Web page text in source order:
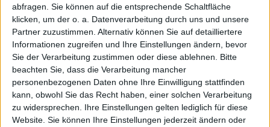
abfragen. Sie können auf die entsprechende Schaltfläche
klicken, um der o. a. Datenverarbeitung durch uns und unsere
Partner zuzustimmen. Alternativ können Sie auf detailliertere
Informationen zugreifen und Ihre Einstellungen ändern, bevor
Sie der Verarbeitung zustimmen oder diese ablehnen.
Bitte
beachten Sie, dass die Verarbeitung mancher
personenbezogenen Daten ohne Ihre Einwilligung stattfinden
kann, obwohl Sie das Recht haben, einer solchen Verarbeitung
zu widersprechen. Ihre Einstellungen gelten lediglich für diese
Website. Sie können Ihre Einstellungen jederzeit ändern oder